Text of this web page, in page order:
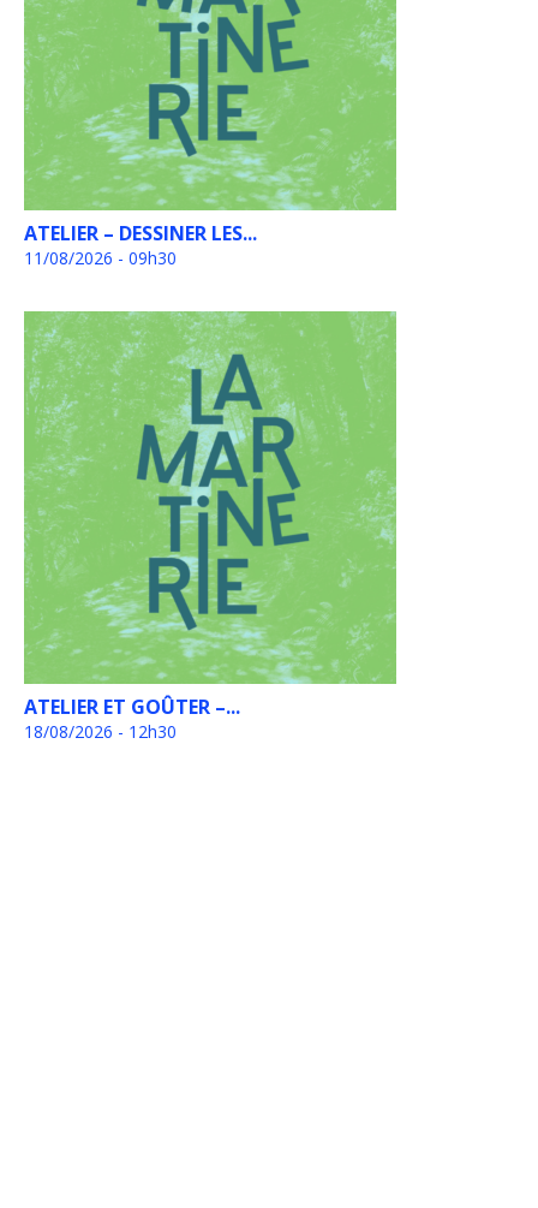
ATELIER – DESSINER LES...
11/08/2026 - 09h30
ATELIER ET GOÛTER –...
18/08/2026 - 12h30